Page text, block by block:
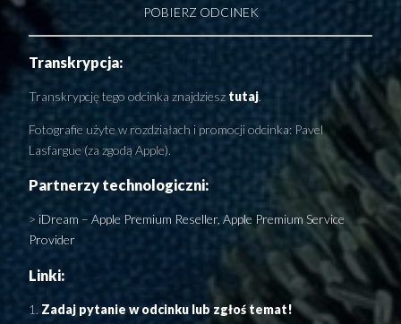
Transkrypcja:
Transkrypcję tego odcinka znajdziesz tutaj.
POBIERZ ODCINEK
Fotografie użyte w rozdziałach i promocji odcinka: Pavel
Lasfargue (za zgodą Apple).
Partnerzy technologiczni:
> iDream – Apple Premium Reseller, Apple Premium Service
Provider
Linki:
Zadaj pytanie w odcinku lub zgłoś temat!